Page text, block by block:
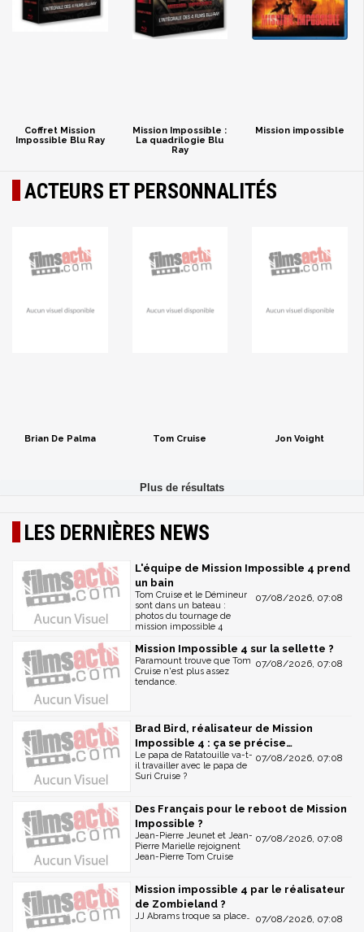
Coffret Mission
Impossible Blu Ray
Mission Impossible :
La quadrilogie Blu
Ray
Mission impossible
ACTEURS ET PERSONNALITÉS
Brian De Palma Tom Cruise Jon Voight
LES DERNIÈRES NEWS
L'équipe de Mission Impossible 4 prend
un bain
07/08/2026, 07:08
Tom Cruise et le Démineur
sont dans un bateau :
photos du tournage de
mission impossible 4
Mission Impossible 4 sur la sellette ?
07/08/2026, 07:08
Paramount trouve que Tom
Cruise n'est plus assez
tendance.
Brad Bird, réalisateur de Mission
Impossible 4 : ça se précise…
07/08/2026, 07:08
Le papa de Ratatouille va-t-
il travailler avec le papa de
Suri Cruise ?
Des Français pour le reboot de Mission
Impossible ?
07/08/2026, 07:08
Jean-Pierre Jeunet et Jean-
Pierre Marielle rejoignent
Jean-Pierre Tom Cruise
Mission impossible 4 par le réalisateur
de Zombieland ?
07/08/2026, 07:08
JJ Abrams troque sa place…